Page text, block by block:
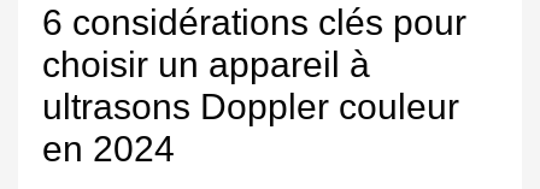
6 considérations clés pour
choisir un appareil à
ultrasons Doppler couleur
en 2024